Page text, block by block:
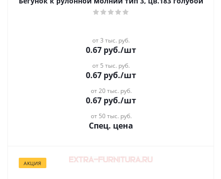
от 3 тыс. руб.
0.67 руб./шт
от 5 тыс. руб.
0.67 руб./шт
от 20 тыс. руб.
0.67 руб./шт
от 50 тыс. руб.
Спец. цена
АКЦИЯ